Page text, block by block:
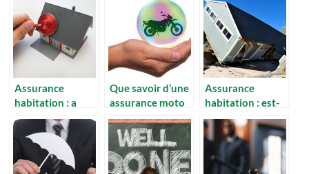
collection
voiture ?
vehicules.
Assurance
habitation : a
quoi ca sert ?
Que savoir d’une
assurance moto
collection
Assurance
habitation : est-
ce intéressant ou
non ?